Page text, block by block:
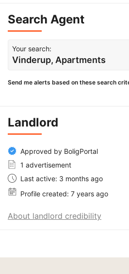
Search Agent
Your search:
Vinderup, Apartments
Send me alerts based on these search
Landlord
Approved by BoligPortal
1 advertisement
Last active: 3 months ago
Profile created: 7 years ago
About landlord credibility